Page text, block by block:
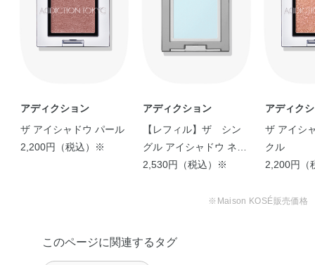
Nao
アディクション
ザ アイシャドウ パール
2,200円（税込）※
アディクション
【レフィル】ザ シン
グル アイシャドウ ネイ
キッドシアー
2,530円（税込）※
アディク
ザ アイシ
クル
2,200円（
※Maison KOSÉ販売価格
このページに関連するタグ